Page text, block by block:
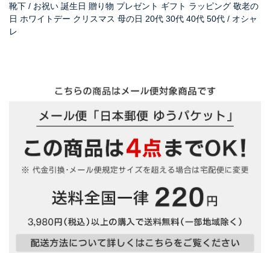
靴下 / お祝い 誕生日 贈り物 プレゼント ギフト ラッピング 敬老の
日 ホワイトデー クリスマス 母の日 20代 30代 40代 50代 / オシャ
レ